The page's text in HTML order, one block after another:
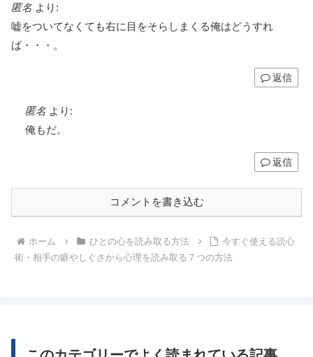
匿名 より:
嘘をついてなくても右に目をそらしまくる俺はどうすれ
ば・・・。
返信
匿名 より:
俺もだ。
返信
コメントを書き込む
ホーム ひとの心を読み取る方法
今すぐ使える読心
術・相手の癖やしぐさから心理を読み取る７つの方法